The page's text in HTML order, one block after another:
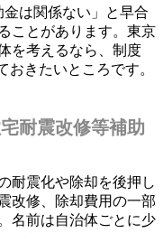
は関係ない」と早合
ことがあります。東京
を考えるなら、制度
おきたいところです。
耐震改修等補助
耐震化や除却を後押し
改修、除却費用の一部
名前は自治体ごとに少